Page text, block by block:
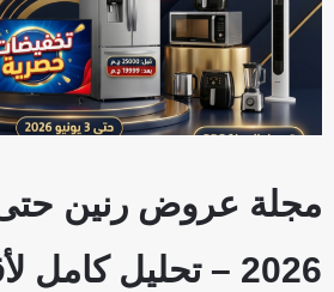
2026 – تحليل كامل